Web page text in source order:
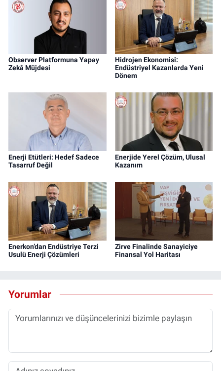
Observer Platformuna Yapay
Zekâ Müjdesi
Hidrojen Ekonomisi:
Endüstriyel Kazanlarda Yeni
Dönem
Enerji Etütleri: Hedef Sadece
Tasarruf Değil
Enerjide Yerel Çözüm, Ulusal
Kazanım
Enerkon’dan Endüstriye Terzi
Usulü Enerji Çözümleri
Zirve Finalinde Sanayiciye
Finansal Yol Haritası
Yorumlar